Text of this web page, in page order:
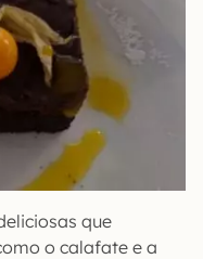
que
o calafate e a